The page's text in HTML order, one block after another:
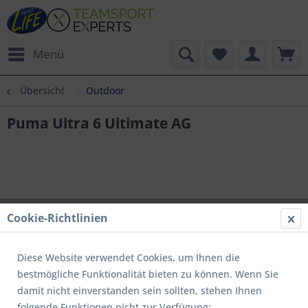
Menü
Übersicht Outdoor
Puma Ultra 6 Ultimate AG
Cookie-Richtlinien
Diese Website verwendet Cookies, um Ihnen die
bestmögliche Funktionalität bieten zu können. Wenn Sie
damit nicht einverstanden sein sollten, stehen Ihnen